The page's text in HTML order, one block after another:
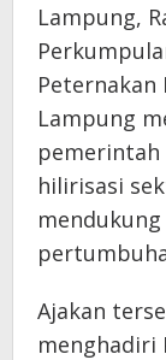
Lampung,
Peternakan
Lampung
pemerintah
hilirisasi
Ajakan
menghadiri